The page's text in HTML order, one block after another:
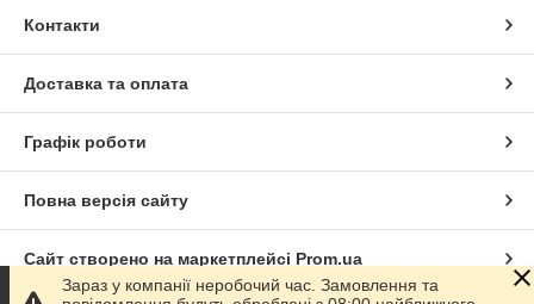
Контакти
Доставка та оплата
Графік роботи
Повна версія сайту
Сайт створено на маркетплейсі Prom.ua
Зараз у компанії неробочий час. Замовлення та